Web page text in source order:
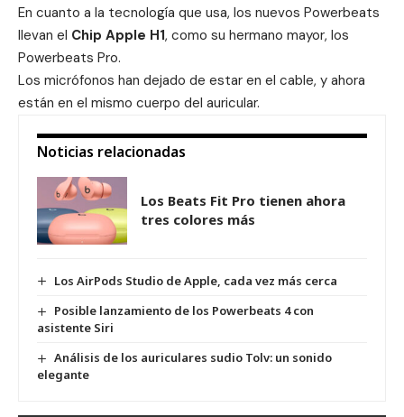
En cuanto a la tecnología que usa, los nuevos Powerbeats
llevan el Chip Apple H1, como su hermano mayor, los
Powerbeats Pro.
Los micrófonos han dejado de estar en el cable, y ahora
están en el mismo cuerpo del auricular.
Noticias relacionadas
Los Beats Fit Pro tienen ahora
tres colores más
Los AirPods Studio de Apple, cada vez más cerca
Posible lanzamiento de los Powerbeats 4 con
asistente Siri
Análisis de los auriculares sudio Tolv: un sonido
elegante